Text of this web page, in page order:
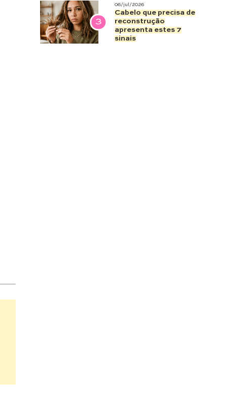
3
06/jul/2026
Cabelo que precisa de
reconstrução
apresenta estes 7
sinais